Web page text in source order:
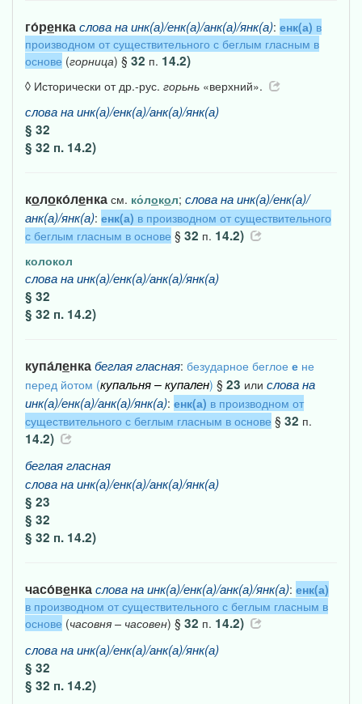
го́ренкаслованаинк(а)/енк(а)/анк(а)/янк(а): енк(а) в
производном от существительного с беглым гласным в
основе (горница) § 32 п. 14.2)
◊ Исторически от др.-рус. горьнь «верхний».
слованаинк(а)/енк(а)/анк(а)/янк(а)
§ 32
§ 32 п. 14.2)
колоко́ленка см. ко́локол; слованаинк(а)/енк(а)/
анк(а)/янк(а): енк(а) в производном от существительного
с беглым гласным в основе § 32 п. 14.2)
колокол
слованаинк(а)/енк(а)/анк(а)/янк(а)
§ 32
§ 32 п. 14.2)
купа́ленкабеглаягласная: безударное беглое е не
перед йотом (купальня–купален) § 23 или слована
инк(а)/енк(а)/анк(а)/янк(а): енк(а) в производном от
существительного с беглым гласным в основе § 32 п.
14.2)
беглаягласная
слованаинк(а)/енк(а)/анк(а)/янк(а)
§ 23
§ 32
§ 32 п. 14.2)
часо́венкаслованаинк(а)/енк(а)/анк(а)/янк(а): енк(а)
в производном от существительного с беглым гласным в
основе (часовня – часовен) § 32 п. 14.2)
слованаинк(а)/енк(а)/анк(а)/янк(а)
§ 32
§ 32 п. 14.2)